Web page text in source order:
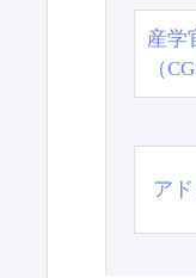
産学
（
ア